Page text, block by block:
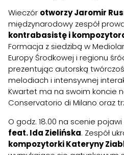
Wieczór otworzy Jaromir
międzynarodowy zespół
kontrabasistę i
Formacja z siedzibą w
Europy Środkowej i regionu
prezentując autorską
melodiach i intensywnej
Kwartet ma na swoim koncie
Conservatorio di Milano oraz
O godz. 18.00 na scenie pojawi
feat. Ida Zielińska. Zespół
kompozytorki Kateryny